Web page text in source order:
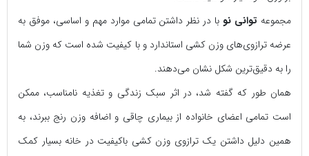
مجموعه توانی نو با در نظر داشتن تمامی موارد مهم و اساسی، موفق به
عرضه ترازوی‌های وزن کشی استاندارد و با کیفیت شده است که وزن شما
را به دقیق‌ترین شکل نشان می‌دهند.
همان طور که گفته شد، در اثر سبک زندگی و تغذیه نامناسب، ممکن
است تمامی اعضای خانواده از بیماری چاقی و اضافه وزن رنج ببرند، به
همین دلیل داشتن یک ترازوی وزن کشی باکیفیت در خانه بسیار کمک